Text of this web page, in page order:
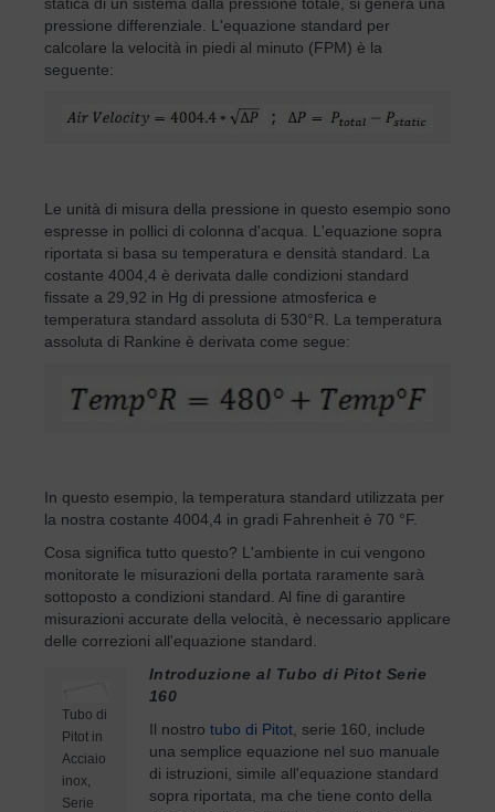
pressione differenziale. L'equazione standard per
calcolare la velocità in piedi al minuto (FPM) è la
seguente:
Le unità di misura della pressione in questo esempio sono
espresse in pollici di colonna d'acqua. L'equazione sopra
riportata si basa su temperatura e densità standard. La
costante 4004,4 è derivata dalle condizioni standard
fissate a 29,92 in Hg di pressione atmosferica e
temperatura standard assoluta di 530°R. La temperatura
assoluta di Rankine è derivata come segue:
In questo esempio, la temperatura standard utilizzata per
la nostra costante 4004,4 in gradi Fahrenheit è 70 °F.
Cosa significa tutto questo? L'ambiente in cui vengono
monitorate le misurazioni della portata raramente sarà
sottoposto a condizioni standard. Al fine di garantire
misurazioni accurate della velocità, è necessario applicare
delle correzioni all'equazione standard.
Tubo di
Pitot in
Acciaio
inox,
Serie
Introduzione al Tubo di Pitot Serie
160
Il nostro tubo di Pitot, serie 160, include
una semplice equazione nel suo manuale
di istruzioni, simile all'equazione standard
sopra riportata, ma che tiene conto della